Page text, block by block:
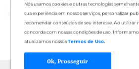
Nós usamos cookies e outras tecnologias
sua experiência em nossos serviços, personalizar
recomendar conteúdos de seu interesse. Ao utilizar
concorda com nossas condições de uso.
atualizamos nossosTermos de Uso.
Ok, Prosseguir